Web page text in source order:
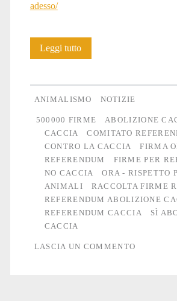
adesso/
Leggi tuttoRaccolta
la
caccia:
ultimi
giorni
ANIMALISMO NOTIZIE
500000 FIRME
ABOLIZIONE
CACCIA
COMITATO
CONTRO LA CACCIA
FIRMA
REFERENDUM
FIRME PER
NO CACCIA
ORA - RISPETTO
ANIMALI
RACCOLTA FIRME
REFERENDUM ABOLIZIONE
REFERENDUM CACCIA
SÌ
CACCIA
LASCIA UN COMMENTO